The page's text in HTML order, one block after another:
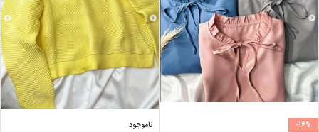
-16%
ناموجود